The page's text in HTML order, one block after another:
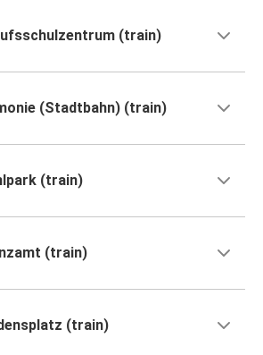
(train)
(Stadtbahn) (train)
(train)
(train)
(train)